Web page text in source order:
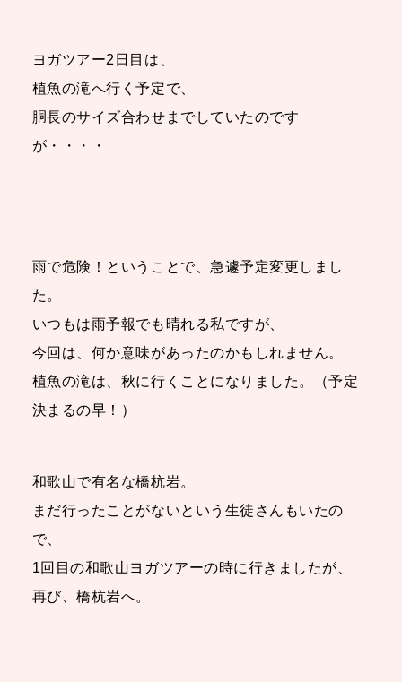
ヨガツアー2日目は、
植魚の滝へ行く予定で、
胴長のサイズ合わせまでしていたのです
が・・・・
雨で危険！ということで、急遽予定変更しまし
た。
いつもは雨予報でも晴れる私ですが、
今回は、何か意味があったのかもしれません。
植魚の滝は、秋に行くことになりました。（予定
決まるの早！）
和歌山で有名な橋杭岩。
まだ行ったことがないという生徒さんもいたの
で、
1回目の和歌山ヨガツアーの時に行きましたが、
再び、橋杭岩へ。